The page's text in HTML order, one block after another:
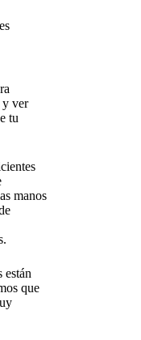
y ver
tu
manos
están
que